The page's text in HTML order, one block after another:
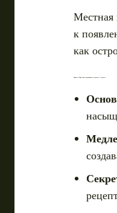
Местная
к
как
Карри на Шри-Ланке: традиционные рецепты и секреты